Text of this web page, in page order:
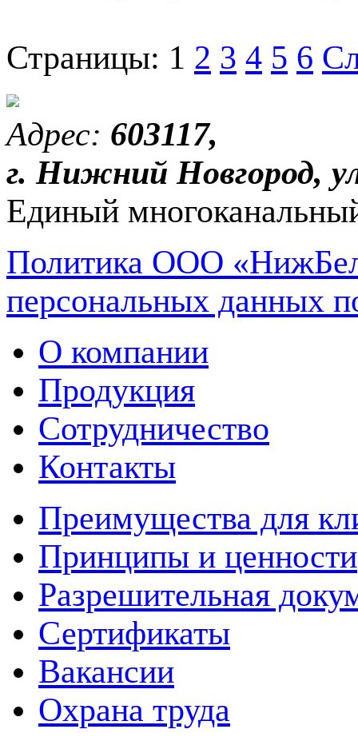
Страницы: 1 2 3 4 5 6
Адрес: 603117,
г. Нижний Новгород,
Единый
Политика ООО
персональных данных
О компании
Продукция
Сотрудничество
Контакты
Преимущества для
Принципы и ценности
Разрешительная
Сертификаты
Вакансии
Охрана труда